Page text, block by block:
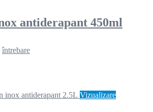
antiderapant 450ml
întrebare
Vizualizare